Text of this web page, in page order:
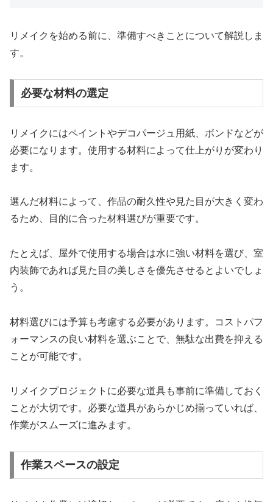
リメイクを始める前に、準備すべきことについて解説しま
す。
必要な材料の選定
リメイクにはペイントやデコパージュ用紙、ボンドなどが
必要になります。使用する材料によって仕上がりが変わり
ます。
選んだ材料によって、作品の耐久性や見た目が大きく変わ
るため、目的に合った材料選びが重要です。
たとえば、屋外で使用する場合は水に強い材料を選び、室
内装飾であれば見た目の美しさを優先させるとよいでしょ
う。
材料選びには予算も考慮する必要があります。コストパフ
ォーマンスの良い材料を選ぶことで、無駄な出費を抑える
ことが可能です。
リメイクプロジェクトに必要な道具も事前に準備しておく
ことが大切です。必要な道具があらかじめ揃っていれば、
作業がスムーズに進みます。
作業スペースの設定